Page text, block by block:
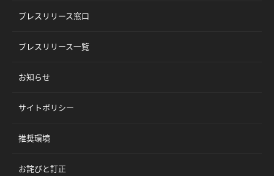
プレスリリース窓口
プレスリリース一覧
お知らせ
サイトポリシー
推奨環境
お詫びと訂正